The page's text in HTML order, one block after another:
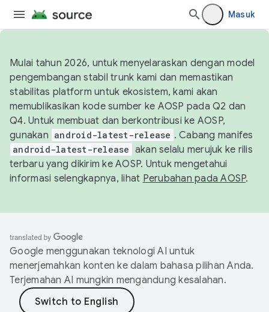
Masuk
Mulai tahun 2026, untuk menyelaraskan dengan model
pengembangan stabil trunk kami dan memastikan
stabilitas platform untuk ekosistem, kami akan
memublikasikan kode sumber ke AOSP pada Q2 dan
Q4. Untuk membuat dan berkontribusi ke AOSP,
gunakan android-latest-release . Cabang manifes
android-latest-release akan selalu merujuk ke rilis
terbaru yang dikirim ke AOSP. Untuk mengetahui
informasi selengkapnya, lihat Perubahan pada AOSP.
Google menggunakan teknologi AI untuk
menerjemahkan konten ke dalam bahasa pilihan Anda.
Terjemahan AI mungkin mengandung kesalahan.